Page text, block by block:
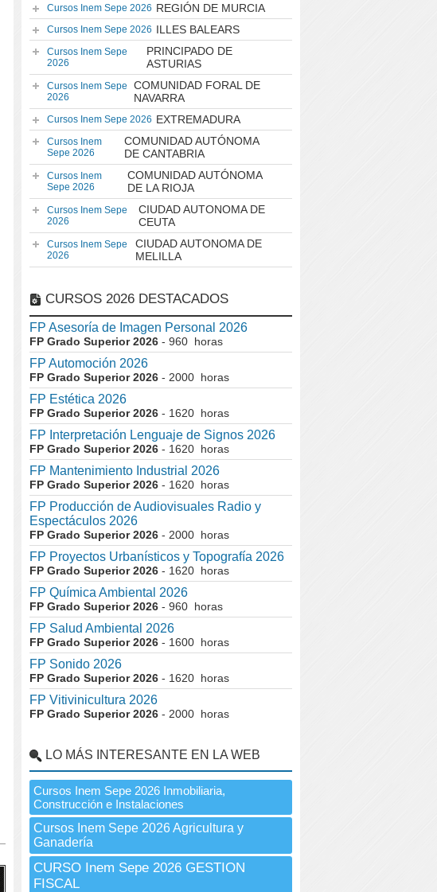
Cursos Inem Sepe 2026 REGIÓN DE MURCIA
Cursos Inem Sepe 2026 ILLES BALEARS
Cursos Inem Sepe
2026
PRINCIPADO DE
ASTURIAS
Cursos Inem Sepe
2026
COMUNIDAD FORAL DE
NAVARRA
Cursos Inem Sepe 2026 EXTREMADURA
Cursos Inem
Sepe 2026
COMUNIDAD AUTÓNOMA
DE CANTABRIA
Cursos Inem
Sepe 2026
COMUNIDAD AUTÓNOMA
DE LA RIOJA
Cursos Inem Sepe
2026
CIUDAD AUTONOMA DE
CEUTA
Cursos Inem Sepe
2026
CIUDAD AUTONOMA DE
MELILLA
CURSOS 2026 DESTACADOS
FP Asesoría de Imagen Personal 2026
FP Grado Superior 2026 - 960 horas
FP Automoción 2026
FP Grado Superior 2026 - 2000 horas
FP Estética 2026
FP Grado Superior 2026 - 1620 horas
FP Interpretación Lenguaje de Signos 2026
FP Grado Superior 2026 - 1620 horas
FP Mantenimiento Industrial 2026
FP Grado Superior 2026 - 1620 horas
FP Producción de Audiovisuales Radio y
Espectáculos 2026
FP Grado Superior 2026 - 2000 horas
FP Proyectos Urbanísticos y Topografía 2026
FP Grado Superior 2026 - 1620 horas
FP Química Ambiental 2026
FP Grado Superior 2026 - 960 horas
FP Salud Ambiental 2026
FP Grado Superior 2026 - 1600 horas
FP Sonido 2026
FP Grado Superior 2026 - 1620 horas
FP Vitivinicultura 2026
FP Grado Superior 2026 - 2000 horas
LO MÁS INTERESANTE EN LA WEB
Cursos Inem Sepe 2026 Inmobiliaria,
Construcción e Instalaciones
Cursos Inem Sepe 2026 Agricultura y
Ganadería
CURSO Inem Sepe 2026 GESTION
FISCAL